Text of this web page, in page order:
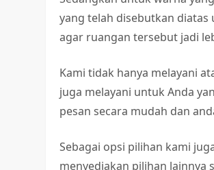
yang telah disebutkan diatas
agar ruangan tersebut jadi
Kami tidak hanya melayani
juga melayani untuk Anda
pesan secara mudah dan
Sebagai opsi pilihan kami
menyediakan pilihan lainnya